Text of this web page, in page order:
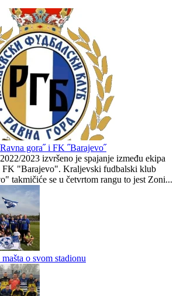
gora˝ i FK ˝Barajevo˝
2023 izvršeno je spajanje između ekipa
"Barajevo". Kraljevski fudbalski klub
takmičiće se u četvrtom rangu to jest Zoni...
o svom stadionu